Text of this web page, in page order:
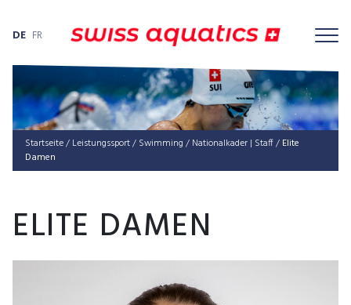
DE FR
Startseite/ Leis­tungs­sport/ Swimming / Nationalkader | Staff/ Elite
Damen
ELITE DAMEN